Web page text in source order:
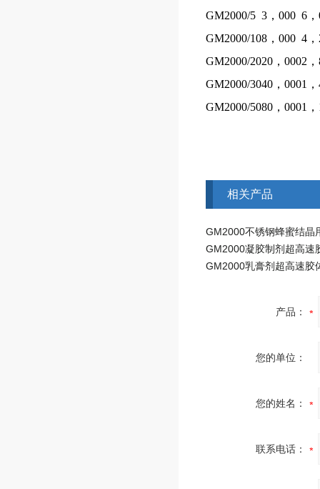
GM2000/5 3，000 6
GM2000/108，000 4
GM2000/2020，0002
GM2000/3040，0001
GM2000/5080，0001
相关产品
GM2000凝胶制剂超高速
GM2000乳膏剂超高速胶
产品：
您的单位：
您的姓名：
联系电话：